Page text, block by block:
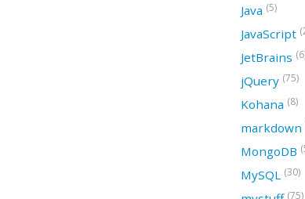
Java (5)
JavaScript
JetBrains
jQuery (75)
Kohana (8)
markdown
MongoDB
MySQL (30)
(75)